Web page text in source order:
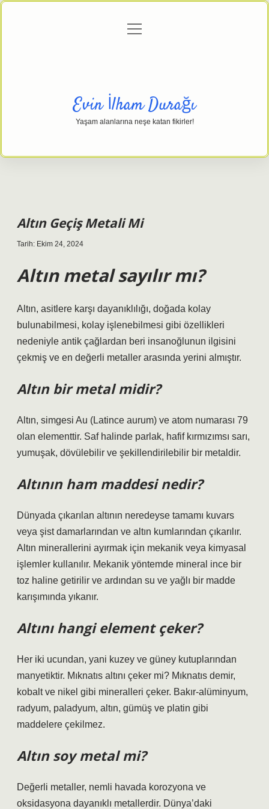
Gizlilik Politikası
menüyü
Evin İlham Durağı
Yaşam alanlarına neşe katan fikirler!
Altın Geçiş Metali Mi
Tarih: Ekim 24, 2024
Altın metal sayılır mı?
Altın, asitlere karşı dayanıklılığı, doğada kolay
bulunabilmesi, kolay işlenebilmesi gibi özellikleri
nedeniyle antik çağlardan beri insanoğlunun ilgisini
çekmiş ve en değerli metaller arasında yerini almıştır.
Altın bir metal midir?
Altın, simgesi Au (Latince aurum) ve atom numarası 79
olan elementtir. Saf halinde parlak, hafif kırmızımsı sarı,
yumuşak, dövülebilir ve şekillendirilebilir bir metaldir.
Altının ham maddesi nedir?
Dünyada çıkarılan altının neredeyse tamamı kuvars
veya şist damarlarından ve altın kumlarından çıkarılır.
Altın minerallerini ayırmak için mekanik veya kimyasal
işlemler kullanılır. Mekanik yöntemde mineral ince bir
toz haline getirilir ve ardından su ve yağlı bir madde
karışımında yıkanır.
Altını hangi element çeker?
Her iki ucundan, yani kuzey ve güney kutuplarından
manyetiktir. Mıknatıs altını çeker mi? Mıknatıs demir,
kobalt ve nikel gibi mineralleri çeker. Bakır-alüminyum,
radyum, paladyum, altın, gümüş ve platin gibi
maddelere çekilmez.
Altın soy metal mi?
Değerli metaller, nemli havada korozyona ve
oksidasyona dayanıklı metallerdir. Dünya’daki